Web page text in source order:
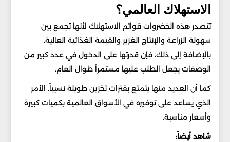
الاستهلاك العالمي؟
تتصدر هذه الخضروات قوائم الاستهلاك لأنها تجمع بين
سهولة الزراعة والإنتاج الغزير والقيمة الغذائية العالية.
بالإضافة إلى ذلك، فإن قدرتها على الدخول في عدد كبير من
الوصفات يجعل الطلب عليها مستمراً طوال العام.
كما أن العديد منها يتمتع بفترات تخزين طويلة نسبياً. الأمر
الذي يساعد على توفيره في الأسواق العالمية بكميات كبيرة
وأسعار مناسبة.
شاهد أيضاً: